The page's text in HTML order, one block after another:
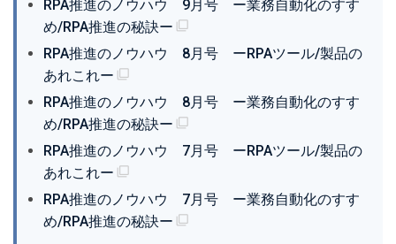
RPA推進のノウハウ 9月号 ー業務自動化のすす
め/RPA推進の秘訣ー
RPA推進のノウハウ 8月号 ーRPAツール/製品の
あれこれー
RPA推進のノウハウ 8月号 ー業務自動化のすす
め/RPA推進の秘訣ー
RPA推進のノウハウ 7月号 ーRPAツール/製品の
あれこれー
RPA推進のノウハウ 7月号 ー業務自動化のすす
め/RPA推進の秘訣ー